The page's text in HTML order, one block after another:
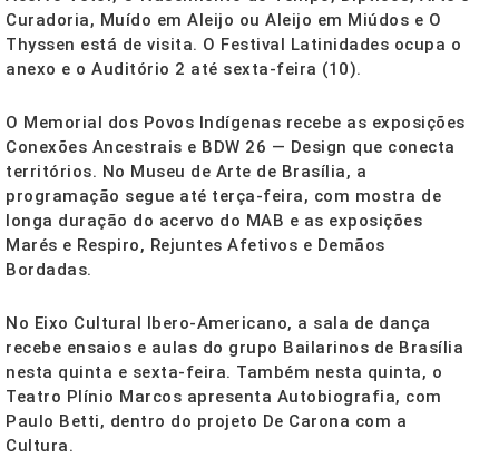
Curadoria, Muído em Aleijo ou Aleijo em Miúdos e O
Thyssen está de visita. O Festival Latinidades ocupa o
anexo e o Auditório 2 até sexta-feira (10).
O Memorial dos Povos Indígenas recebe as exposições
Conexões Ancestrais e BDW 26 — Design que conecta
territórios. No Museu de Arte de Brasília, a
programação segue até terça-feira, com mostra de
longa duração do acervo do MAB e as exposições
Marés e Respiro, Rejuntes Afetivos e Demãos
Bordadas.
No Eixo Cultural Ibero-Americano, a sala de dança
recebe ensaios e aulas do grupo Bailarinos de Brasília
nesta quinta e sexta-feira. Também nesta quinta, o
Teatro Plínio Marcos apresenta Autobiografia, com
Paulo Betti, dentro do projeto De Carona com a
Cultura.